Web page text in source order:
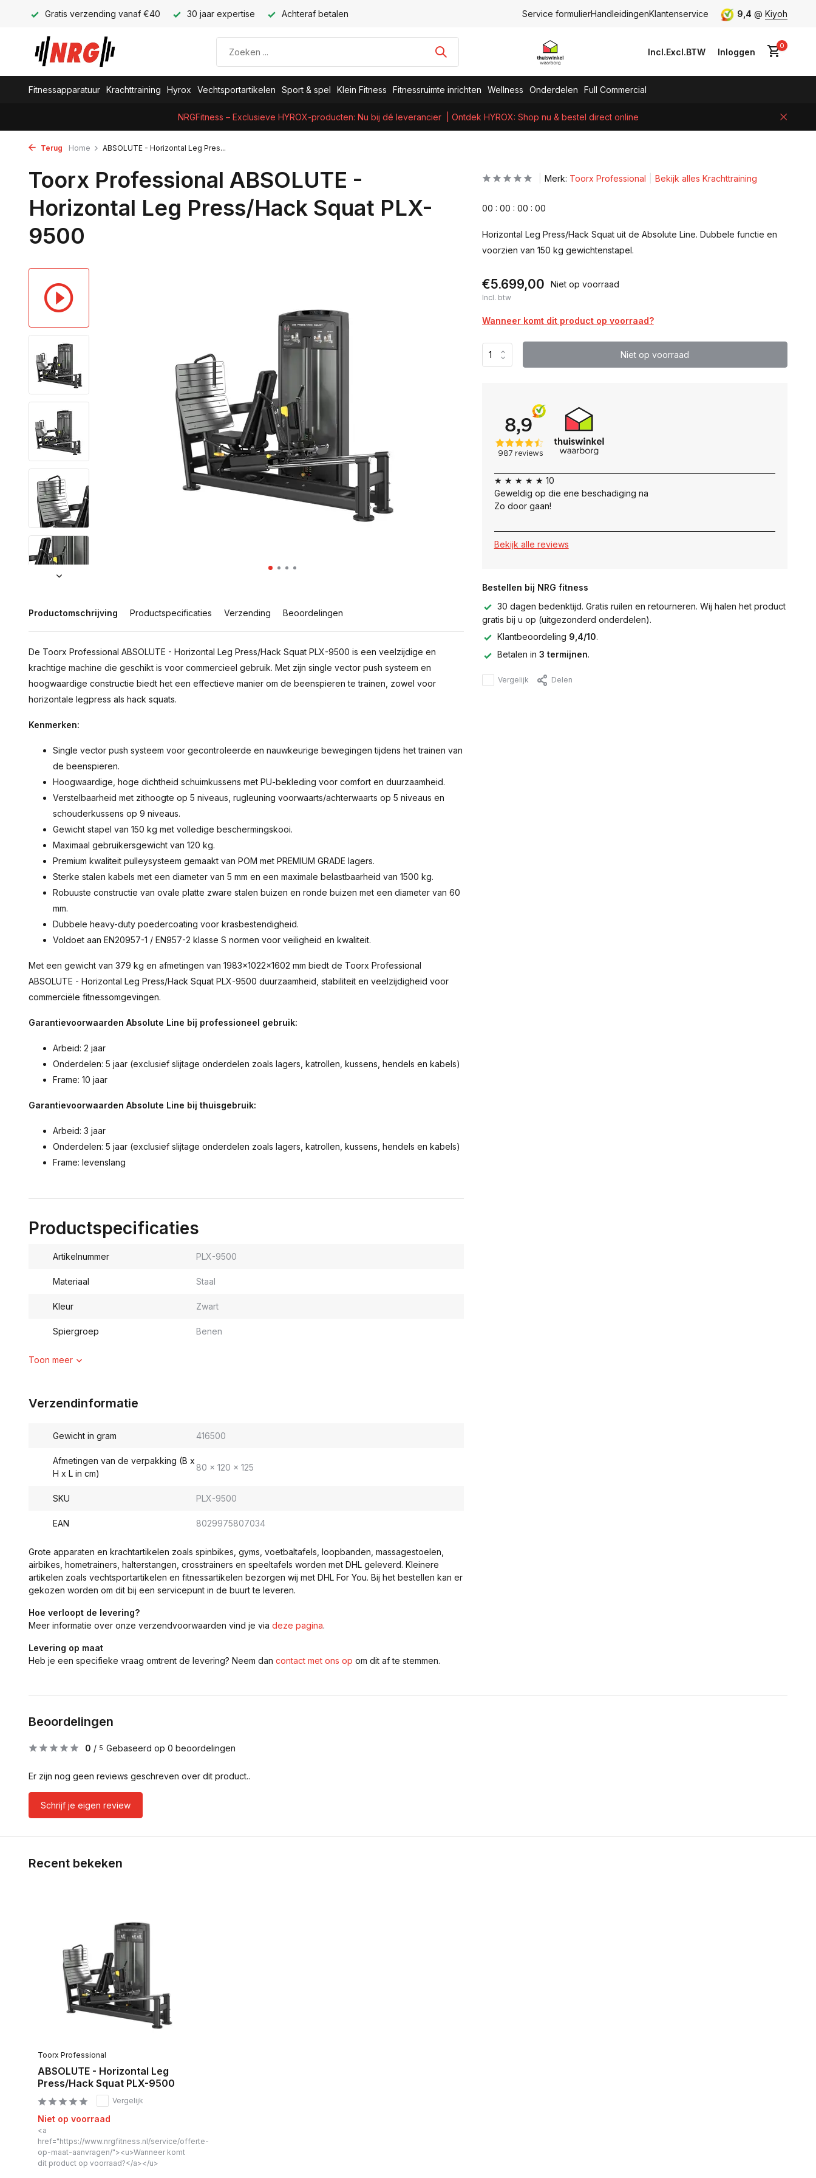
Gratis verzending vanaf €40 30 jaar expertise Achteraf betalen Service formulierHandleidingenKlantenservice 9,4 @ Kiyoh
Incl.Excl.BTW Inloggen
0
Fitnessapparatuur Krachttraining Hyrox Vechtsportartikelen Sport & spel Klein Fitness Fitnessruimte inrichten Wellness Onderdelen Full Commercial
NRGFitness – Exclusieve HYROX-producten: Nu bij dé leverancier | Ontdek HYROX: Shop nu & bestel direct online
Terug Home ABSOLUTE - Horizontal Leg Pres...
Toorx Professional ABSOLUTE -
Horizontal Leg Press/Hack Squat PLX-
9500
Productomschrijving Productspecificaties Verzending Beoordelingen
De Toorx Professional ABSOLUTE - Horizontal Leg Press/Hack Squat PLX-9500 is een veelzijdige en
krachtige machine die geschikt is voor commercieel gebruik. Met zijn single vector push systeem en
hoogwaardige constructie biedt het een effectieve manier om de beenspieren te trainen, zowel voor
horizontale legpress als hack squats.
Kenmerken:
Single vector push systeem voor gecontroleerde en nauwkeurige bewegingen tijdens het trainen van
de beenspieren.
Hoogwaardige, hoge dichtheid schuimkussens met PU-bekleding voor comfort en duurzaamheid.
Verstelbaarheid met zithoogte op 5 niveaus, rugleuning voorwaarts/achterwaarts op 5 niveaus en
schouderkussens op 9 niveaus.
Gewicht stapel van 150 kg met volledige beschermingskooi.
Maximaal gebruikersgewicht van 120 kg.
Premium kwaliteit pulleysysteem gemaakt van POM met PREMIUM GRADE lagers.
Sterke stalen kabels met een diameter van 5 mm en een maximale belastbaarheid van 1500 kg.
Robuuste constructie van ovale platte zware stalen buizen en ronde buizen met een diameter van 60
mm.
Dubbele heavy-duty poedercoating voor krasbestendigheid.
Voldoet aan EN20957-1 / EN957-2 klasse S normen voor veiligheid en kwaliteit.
Met een gewicht van 379 kg en afmetingen van 1983x1022x1602 mm biedt de Toorx Professional
ABSOLUTE - Horizontal Leg Press/Hack Squat PLX-9500 duurzaamheid, stabiliteit en veelzijdigheid voor
commerciële fitnessomgevingen.
Garantievoorwaarden Absolute Line bij professioneel gebruik:
Arbeid: 2 jaar
Onderdelen: 5 jaar (exclusief slijtage onderdelen zoals lagers, katrollen, kussens, hendels en kabels)
Frame: 10 jaar
Garantievoorwaarden Absolute Line bij thuisgebruik:
Arbeid: 3 jaar
Onderdelen: 5 jaar (exclusief slijtage onderdelen zoals lagers, katrollen, kussens, hendels en kabels)
Frame: levenslang
Productspecificaties
Artikelnummer PLX-9500
Materiaal Staal
Kleur Zwart
Spiergroep Benen
Toon meer
Verzendinformatie
Gewicht in gram 416500
Afmetingen van de verpakking (B x
H x L in cm)
80 x 120 x 125
SKU PLX-9500
EAN 8029975807034
Grote apparaten en krachtartikelen zoals spinbikes, gyms, voetbaltafels, loopbanden, massagestoelen,
airbikes, hometrainers, halterstangen, crosstrainers en speeltafels worden met DHL geleverd. Kleinere
artikelen zoals vechtsportartikelen en fitnessartikelen bezorgen wij met DHL For You. Bij het bestellen kan er
gekozen worden om dit bij een servicepunt in de buurt te leveren.
Hoe verloopt de levering?
Meer informatie over onze verzendvoorwaarden vind je via deze pagina.
Levering op maat
Heb je een specifieke vraag omtrent de levering? Neem dan contact met ons op om dit af te stemmen.
Merk: Toorx Professional Bekijk alles Krachttraining
00 : 00 : 00 : 00
Horizontal Leg Press/Hack Squat uit de Absolute Line. Dubbele functie en
voorzien van 150 kg gewichtenstapel.
€5.699,00 Niet op voorraad
Incl. btw
Wanneer komt dit product op voorraad?
Niet op voorraad
★ ★ ★ ★ ★ 10
Geweldig op die ene beschadiging na
Zo door gaan!
Bekijk alle reviews
Bestellen bij NRG fitness
30 dagen bedenktijd. Gratis ruilen en retourneren. Wij halen het product
gratis bij u op (uitgezonderd onderdelen).
Klantbeoordeling 9,4/10.
Betalen in 3 termijnen.
Vergelijk Delen
Beoordelingen
0 / 5 Gebaseerd op 0 beoordelingen
Er zijn nog geen reviews geschreven over dit product..
Schrijf je eigen review
Recent bekeken
Toorx Professional
ABSOLUTE - Horizontal Leg
Press/Hack Squat PLX-9500
Vergelijk
Niet op voorraad
<a
href="https://www.nrgfitness.nl/service/offerte-
op-maat-aanvragen/"><u>Wanneer komt
dit product op voorraad?</a></u>